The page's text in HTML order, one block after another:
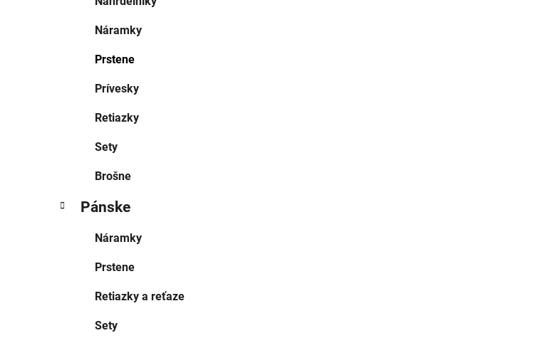
Náramky
Prstene
Prívesky
Retiazky
Sety
Brošne
Pánske
Náramky
Prstene
Retiazky a reťaze
Sety